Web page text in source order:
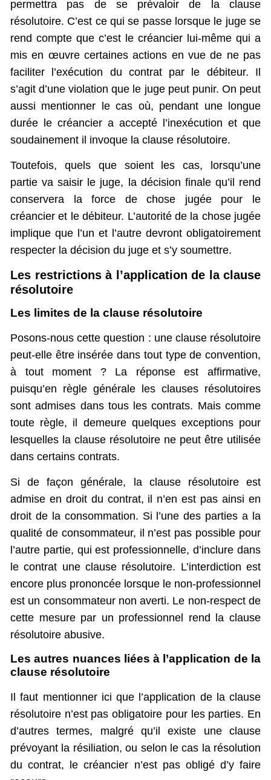
permettra pas de se prévaloir de la clause
résolutoire. C’est ce qui se passe lorsque le juge se
rend compte que c’est le créancier lui-même qui a
mis en œuvre certaines actions en vue de ne pas
faciliter l’exécution du contrat par le débiteur. Il
s’agit d’une violation que le juge peut punir. On peut
aussi mentionner le cas où, pendant une longue
durée le créancier a accepté l’inexécution et que
soudainement il invoque la clause résolutoire.
Toutefois, quels que soient les cas, lorsqu’une
partie va saisir le juge, la décision finale qu’il rend
conservera la force de chose jugée pour le
créancier et le débiteur. L’autorité de la chose jugée
implique que l’un et l’autre devront obligatoirement
respecter la décision du juge et s’y soumettre.
Les restrictions à l’application de la clause
résolutoire
Les limites de la clause résolutoire
Posons-nous cette question : une clause résolutoire
peut-elle être insérée dans tout type de convention,
à tout moment ? La réponse est affirmative,
puisqu’en règle générale les clauses résolutoires
sont admises dans tous les contrats. Mais comme
toute règle, il demeure quelques exceptions pour
lesquelles la clause résolutoire ne peut être utilisée
dans certains contrats.
Si de façon générale, la clause résolutoire est
admise en droit du contrat, il n’en est pas ainsi en
droit de la consommation. Si l’une des parties a la
qualité de consommateur, il n’est pas possible pour
l’autre partie, qui est professionnelle, d’inclure dans
le contrat une clause résolutoire. L’interdiction est
encore plus prononcée lorsque le non-professionnel
est un consommateur non averti. Le non-respect de
cette mesure par un professionnel rend la clause
résolutoire abusive.
Les autres nuances liées à l’application de la
clause résolutoire
Il faut mentionner ici que l’application de la clause
résolutoire n’est pas obligatoire pour les parties. En
d’autres termes, malgré qu’il existe une clause
prévoyant la résiliation, ou selon le cas la résolution
du contrat, le créancier n’est pas obligé d’y faire